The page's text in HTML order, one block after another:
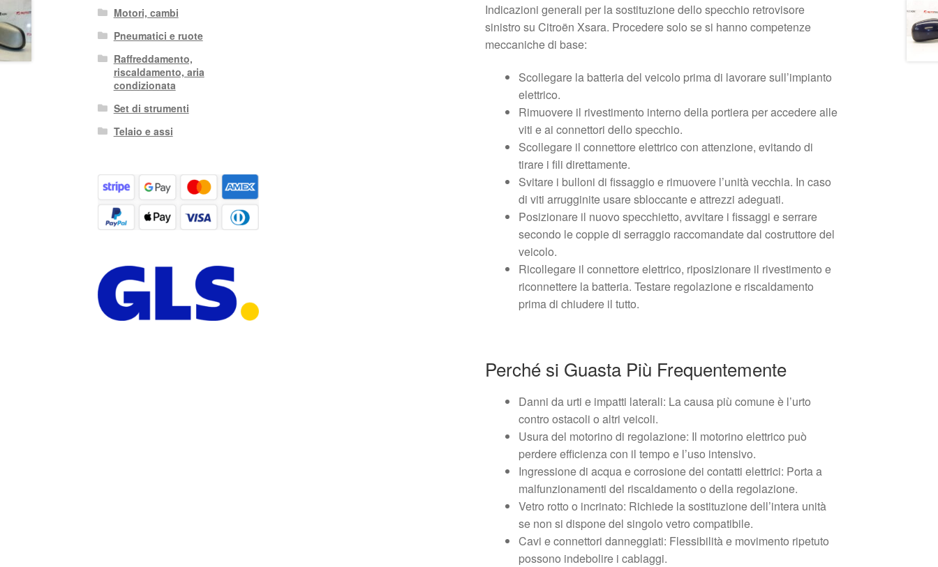
Indicazioni generali per la sostituzione dello specchio retrovisore
sinistro su Citroën Xsara. Procedere solo se si hanno competenze
meccaniche di base:
Scollegare la batteria del veicolo prima di lavorare sull’impianto
elettrico.
Rimuovere il rivestimento interno della portiera per accedere alle
viti e ai connettori dello specchio.
Scollegare il connettore elettrico con attenzione, evitando di
tirare i fili direttamente.
Svitare i bulloni di fissaggio e rimuovere l’unità vecchia. In caso
di viti arrugginite usare sbloccante e attrezzi adeguati.
Posizionare il nuovo specchietto, avvitare i fissaggi e serrare
secondo le coppie di serraggio raccomandate dal costruttore del
veicolo.
Ricollegare il connettore elettrico, riposizionare il rivestimento e
riconnettere la batteria. Testare regolazione e riscaldamento
prima di chiudere il tutto.
Perché si Guasta Più Frequentemente
Danni da urti e impatti laterali: La causa più comune è l’urto
contro ostacoli o altri veicoli.
Usura del motorino di regolazione: Il motorino elettrico può
perdere efficienza con il tempo e l’uso intensivo.
Ingressione di acqua e corrosione dei contatti elettrici: Porta a
malfunzionamenti del riscaldamento o della regolazione.
Vetro rotto o incrinato: Richiede la sostituzione dell’intera unità
se non si dispone del singolo vetro compatibile.
Cavi e connettori danneggiati: Flessibilità e movimento ripetuto
possono indebolire i cablaggi.
Motori, cambi
Pneumatici e ruote
Raffreddamento,
riscaldamento, aria
condizionata
Set di strumenti
Telaio e assi